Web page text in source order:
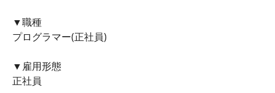
▼職種
プログラマー(正社員)
▼雇用形態
正社員